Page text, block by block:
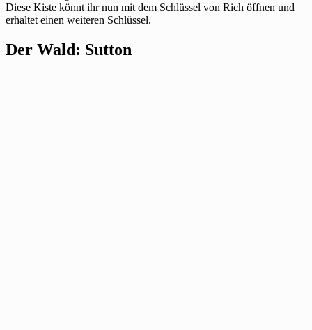
Diese Kiste könnt ihr nun mit dem Schlüssel von Rich öffnen und
erhaltet einen weiteren Schlüssel.
Der Wald: Sutton